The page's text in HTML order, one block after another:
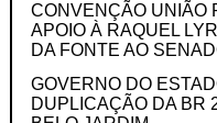
CONVENÇÃO UNIÃO
APOIO À RAQUEL
DA FONTE AO
GOVERNO DO
DUPLICAÇÃO DA BR